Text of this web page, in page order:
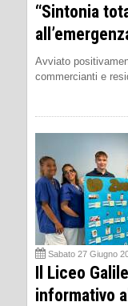
“Sintonia
Avviato
commercianti e
Sabato 27 Giugno
Il Liceo
informativo